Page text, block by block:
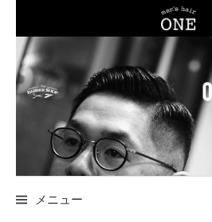
テ
ン
ツ
プ
メニュー